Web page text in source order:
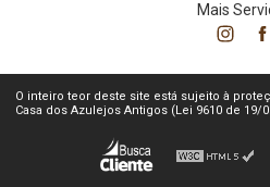
Mais
O inteiro teor deste site está sujeito à
Casa dos Azulejos Antigos (Lei 9610 de 19/